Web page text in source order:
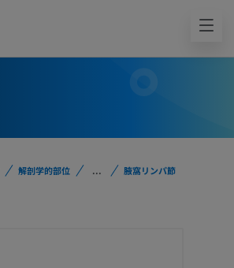
解剖学的部位 ...
腋窩リンパ節